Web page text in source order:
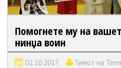
Помогнете му на
нинџа воин
02.10.2017
Тимот на